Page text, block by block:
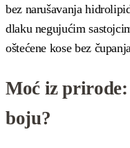
bez narušavanja
dlaku negujućim
oštećene kose bez
Moć iz
boju?